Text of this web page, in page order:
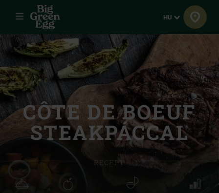
Menü Nyelv
HU
CÔTE DE BOEUF
STEAKPÁCCAL
RECEPT